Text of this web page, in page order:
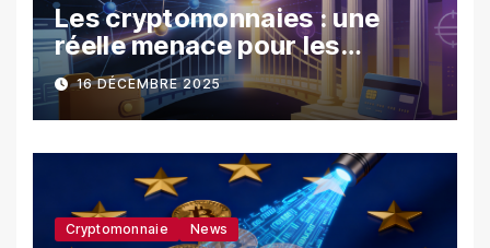
Les cryptomonnaies : une
réelle menace pour les
banques ?
16 DÉCEMBRE 2025
Cryptomonnaie News